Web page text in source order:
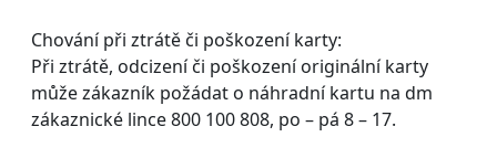
Chování při ztrátě či poškození karty:
Při ztrátě, odcizení či poškození originální karty
může zákazník požádat o náhradní kartu na dm
zákaznické lince 800 100 808, po – pá 8 – 17.